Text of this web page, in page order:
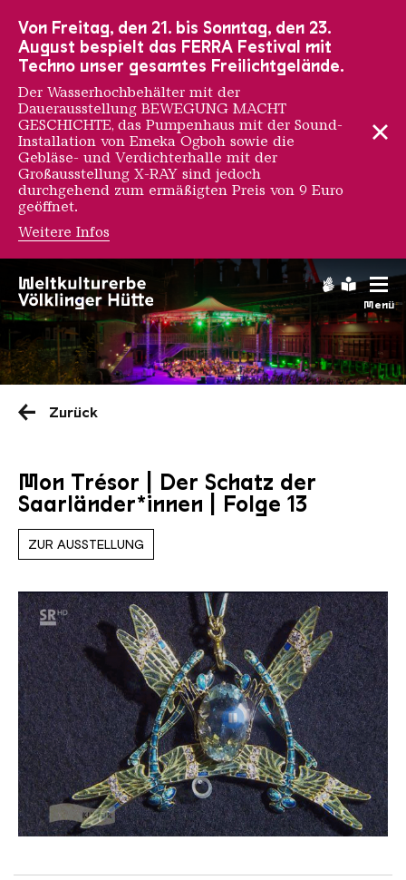
Menü
Saarländischen
Zurück
Mon Trésor | Der Schatz der
Saarländer*innen | Folge 13
ZUR AUSSTELLUNG
Von Freitag, den 21. bis Sonntag, den 23.
August bespielt das FERRA Festival mit
Techno unser gesamtes Freilichtgelände.
Der Wasserhochbehälter mit der
Dauerausstellung BEWEGUNG MACHT
GESCHICHTE, das Pumpenhaus mit der Sound-
Installation von Emeka Ogboh sowie die
Gebläse- und Verdichterhalle mit der
Großausstellung X-RAY sind jedoch
durchgehend zum ermäßigten Preis von 9 Euro
geöffnet.
Weitere Infos